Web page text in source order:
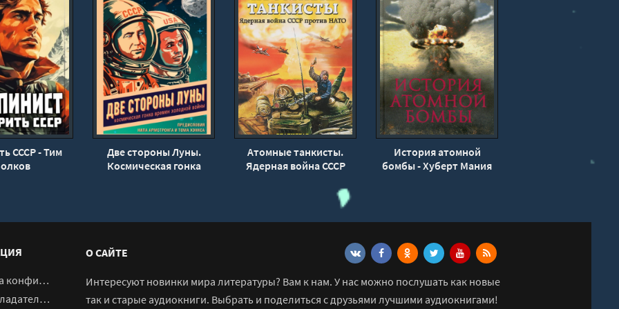
СССР - Тим
Две стороны Луны.
Космическая гонка
Атомные танкисты.
Ядерная война СССР
Владислав Морозов
История атомной
бомбы - Хуберт Мания
О САЙТЕ
Интересуют новинки мира литературы? Вам к нам. У нас можно послушать как новые
так и старые аудиокниги. Выбрать и поделиться с друзьями лучшими аудиокнигами!